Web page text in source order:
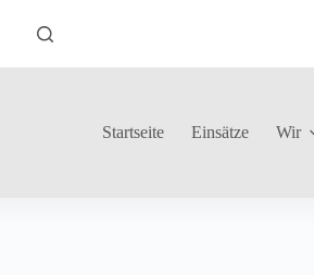
Startseite Einsätze Wir